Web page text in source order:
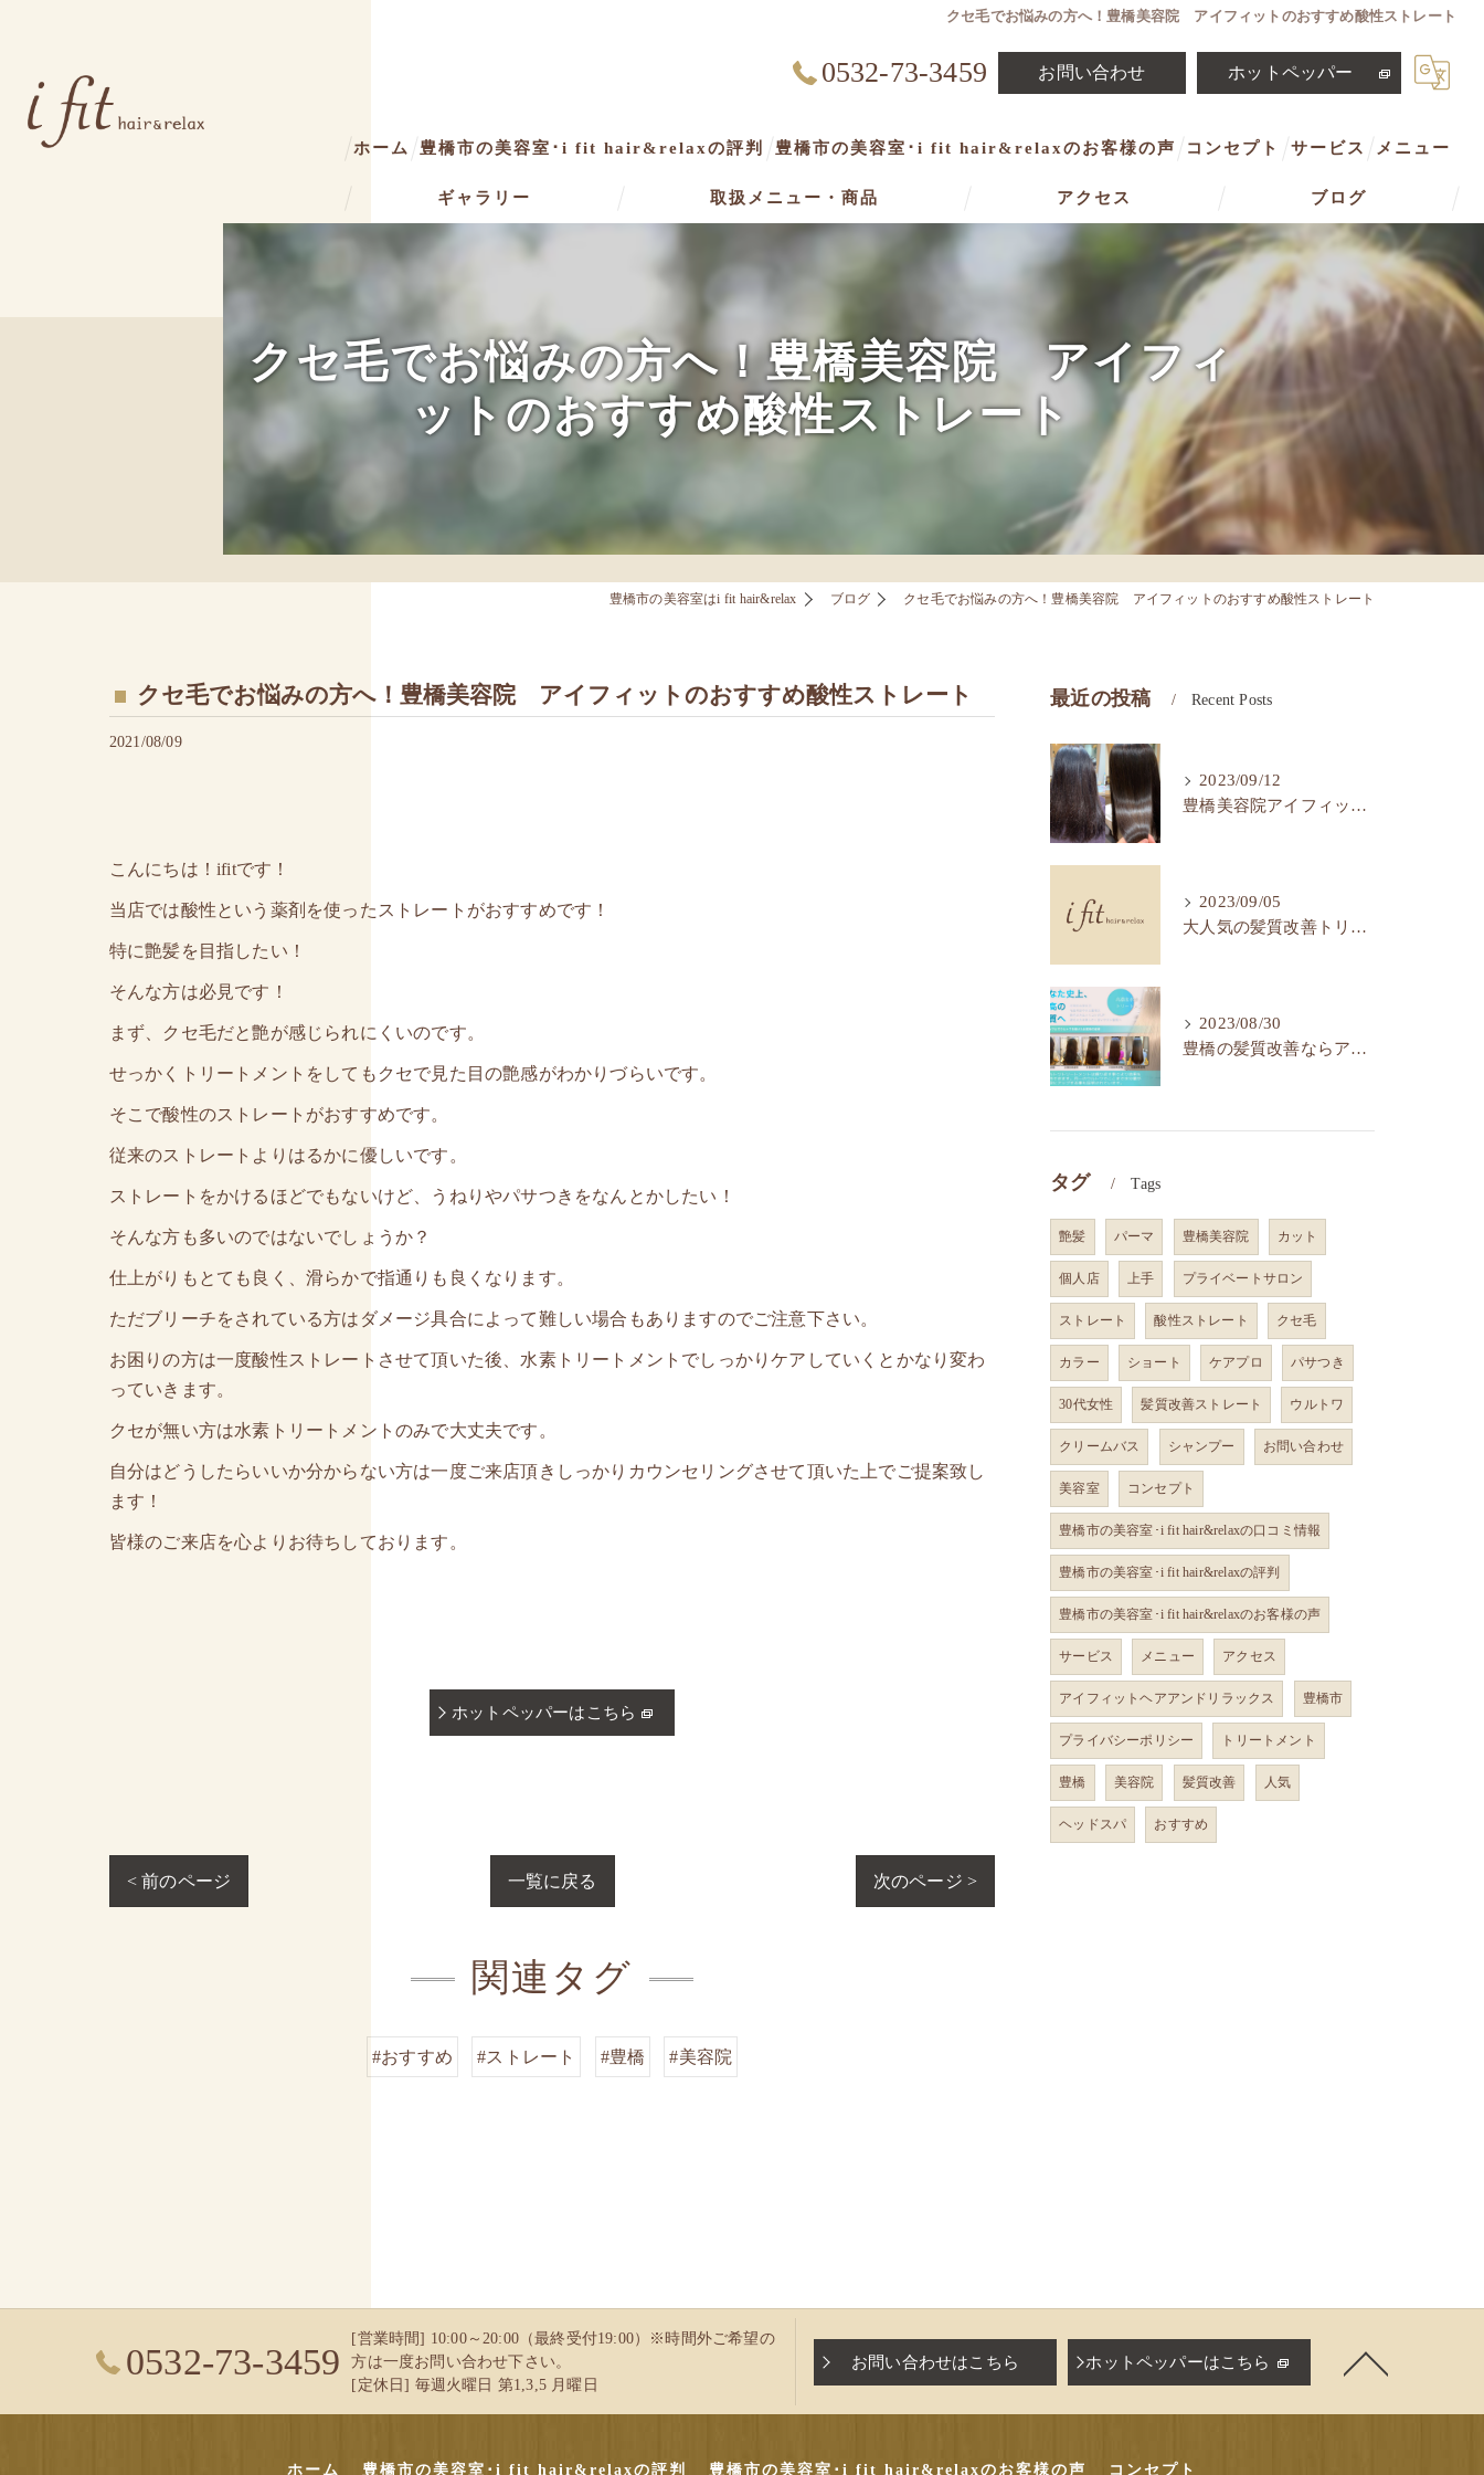
クセ毛でお悩みの方へ！豊橋美容院 アイフィットのおすすめ酸性ストレート
0532-73-3459 お問い合わせ ホットペッパー
ホーム 豊橋市の美容室･i fit hair&relaxの評判 豊橋市の美容室･i fit hair&relaxのお客様の声 コンセプト
豊橋市の美容室･i fit hair&relaxの口コミ情報
サービス メニュー
ギャラリー 取扱メニュー・商品 アクセス
アイフィットヘアアンドリラックス
ブログ
クセ毛でお悩みの方へ！豊橋美容院 アイフィ
ットのおすすめ酸性ストレート
豊橋市の美容室はi fit hair&relax ブログ クセ毛でお悩みの方へ！豊橋美容院 アイフィットのおすすめ酸性ストレート
クセ毛でお悩みの方へ！豊橋美容院 アイフィットのおすすめ酸性ストレート
2021/08/09
こんにちは！ifitです！
当店では酸性という薬剤を使ったストレートがおすすめです！
特に艶髪を目指したい！
そんな方は必見です！
まず、クセ毛だと艶が感じられにくいのです。
せっかくトリートメントをしてもクセで見た目の艶感がわかりづらいです。
そこで酸性のストレートがおすすめです。
従来のストレートよりはるかに優しいです。
ストレートをかけるほどでもないけど、うねりやパサつきをなんとかしたい！
そんな方も多いのではないでしょうか？
仕上がりもとても良く、滑らかで指通りも良くなります。
ただブリーチをされている方はダメージ具合によって難しい場合もありますのでご注意下さい。
お困りの方は一度酸性ストレートさせて頂いた後、水素トリートメントでしっかりケアしていくとかなり変わ
っていきます。
クセが無い方は水素トリートメントのみで大丈夫です。
自分はどうしたらいいか分からない方は一度ご来店頂きしっかりカウンセリングさせて頂いた上でご提案致し
ます！
皆様のご来店を心よりお待ちしております。
ホットペッパーはこちら
< 前のページ 一覧に戻る 次のページ >
関連タグ
#おすすめ #ストレート #豊橋 #美容院
最近の投稿 Recent Posts
2023/09/12
豊橋美容院アイフィットで髪質改善ストレートで艶髪へ。
2023/09/05
大人気の髪質改善トリートメント！
2023/08/30
豊橋の髪質改善ならアイフィット！人気の水素トリートメント
タグ Tags
艶髪 パーマ 豊橋美容院 カット
個人店 上手 プライベートサロン
ストレート 酸性ストレート クセ毛
カラー ショート ケアプロ パサつき
30代女性 髪質改善ストレート ウルトワ
クリームバス シャンプー お問い合わせ
美容室 コンセプト
豊橋市の美容室･i fit hair&relaxの口コミ情報
豊橋市の美容室･i fit hair&relaxの評判
豊橋市の美容室･i fit hair&relaxのお客様の声
サービス メニュー アクセス
アイフィットヘアアンドリラックス 豊橋市
プライバシーポリシー トリートメント
豊橋 美容院 髪質改善 人気
ヘッドスパ おすすめ
0532-73-3459
[営業時間] 10:00～20:00（最終受付19:00）※時間外ご希望の
方は一度お問い合わせ下さい。
[定休日] 毎週火曜日 第1,3,5 月曜日
お問い合わせはこちら ホットペッパーはこちら
ホーム 豊橋市の美容室･i fit hair&relaxの評判 豊橋市の美容室･i fit hair&relaxのお客様の声 コンセプト